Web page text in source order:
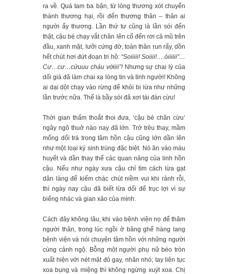
ra về. Quá tam ba bận, từ lòng thương xót chuyển
thành thương hại, rồi đến thương thân – thân ai
người ấy thương. Lần thứ tư cũng là lần sói đến
thật, cậu bé chạy vắt chân lên cổ đến rơi cả mũ trên
đầu, xanh mặt, lưỡi cứng đờ, toàn thân run rẩy, dồn
hết chút hơi đứt đoạn tri hô: “Soiiiii! Soiiii!….óiiiiii”…
Cư…cư…cứuuu cháu vớiiii”! Nhưng sự chai lỳ của
dối giá đã làm chai xạ lòng tin và tình người! Không
ai dại dột chạy vào rừng để khỏi bị lừa như những
lần trước nữa. Thế là bầy sói đã xơi tái đàn cừu!
Thời gian thấm thoắt thoi đưa, ‘cậu bé chăn cừu’
ngây ngô thuở nào nay đã lớn. Trớ trêu thay, mầm
mống dối trá trong tâm hồn cậu cũng lớn dần lên
như một loại ký sinh trùng đặc biệt. Nó ăn vào máu
huyết và dần thay thế các quan năng của linh hồn
cậu. Nếu như ngày xưa cậu chỉ tìm cách lừa gạt
dân làng để kiếm chác chút niềm vui khi rảnh rỗi,
thì ngày nay cậu đã biết lừa dối để trục lợi vì sự
biếng nhác và gian xảo của mình.
Cách đây không lâu, khi vào bệnh viện nọ để thăm
người thân, trong lúc ngồi ở băng ghế hàng lang
bệnh viện và nói chuyện tâm hồn với những người
cùng cảnh ngộ. Bỗng một người phụ nữ béo tròn
xuất hiện với nét mặt đỏ gay, nhăn nhó; tay liên tục
xoa bụng và miệng thì không ngừng xuýt xoa. Chị